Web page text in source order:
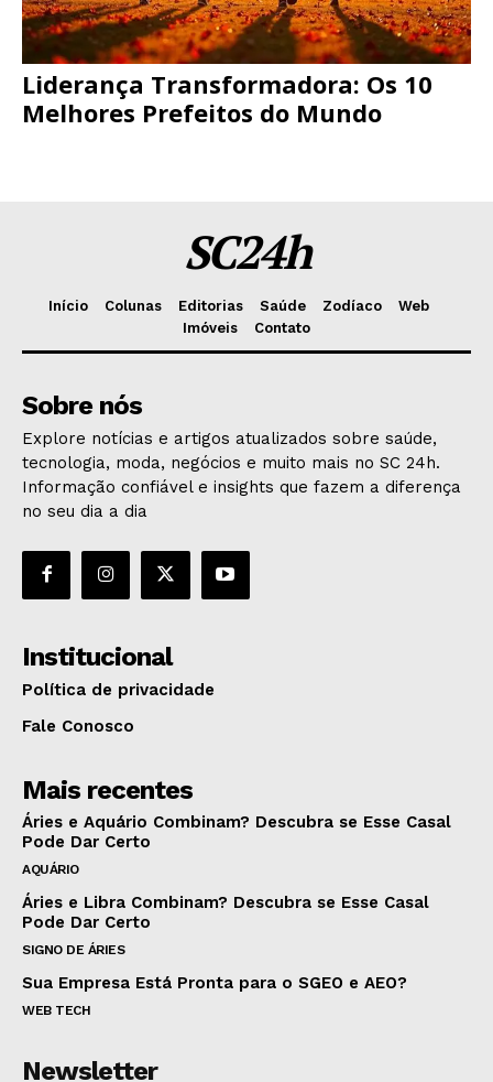
Liderança Transformadora: Os 10
Melhores Prefeitos do Mundo
SC24h
Início Colunas Editorias Saúde Zodíaco
Web
Imóveis
Contato
Sobre nós
Explore notícias e artigos atualizados sobre saúde,
tecnologia, moda, negócios e muito mais no SC 24h.
Informação confiável e insights que fazem a diferença
no seu dia a dia
Institucional
Política de privacidade
Fale Conosco
Mais recentes
Áries e Aquário Combinam? Descubra se Esse Casal
Pode Dar Certo
AQUÁRIO
Áries e Libra Combinam? Descubra se Esse Casal
Pode Dar Certo
SIGNO DE ÁRIES
Sua Empresa Está Pronta para o SGEO e AEO?
WEB TECH
Newsletter